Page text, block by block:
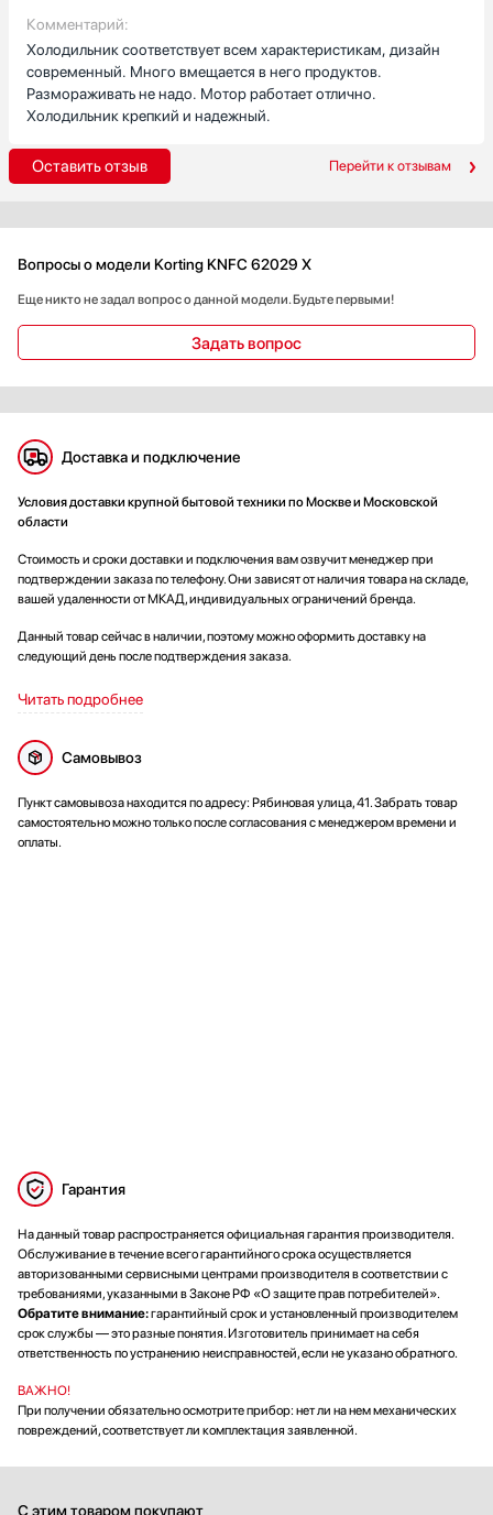
Комментарий:
Холодильник соответствует всем характеристикам, дизайн
современный. Много вмещается в него продуктов.
Размораживать не надо. Мотор работает отлично.
Холодильник крепкий и надежный.
Оставить отзыв Перейти к отзывам
Вопросы о модели Korting KNFC 62029 X
Еще никто не задал вопрос о данной модели. Будьте первыми!
Задать вопрос
Доставка и подключение
Условия доставки крупной бытовой техники по Москве и Московской
области
Стоимость и сроки доставки и подключения вам озвучит менеджер при
подтверждении заказа по телефону. Они зависят от наличия товара на складе,
вашей удаленности от МКАД, индивидуальных ограничений бренда.
Данный товар сейчас в наличии, поэтому можно оформить доставку на
следующий день после подтверждения заказа.
Читать подробнее
Самовывоз
Пункт самовывоза находится по адресу: Рябиновая улица, 41. Забрать товар
самостоятельно можно только после согласования с менеджером времени и
оплаты.
Гарантия
На данный товар распространяется официальная гарантия производителя.
Обслуживание в течение всего гарантийного срока осуществляется
авторизованными сервисными центрами производителя в соответствии с
требованиями, указанными в Законе РФ «О защите прав потребителей».
Обратите внимание:гарантийный срок и установленный производителем
срок службы — это разные понятия. Изготовитель принимает на себя
ответственность по устранению неисправностей, если не указано обратного.
ВАЖНО!
При получении обязательно осмотрите прибор: нет ли на нем механических
повреждений, соответствует ли комплектация заявленной.
С этим товаром покупают